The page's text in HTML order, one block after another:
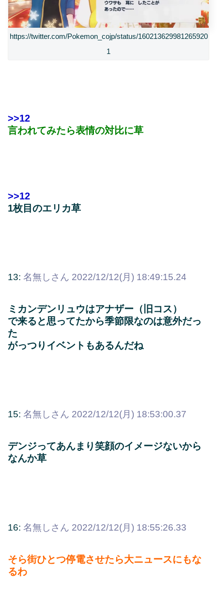
https://twitter.com/Pokemon_cojp/status/160213629981265920
1
>>12
言われてみたら表情の対比に草
>>12
1枚目のエリカ草
13: 名無しさん 2022/12/12(月) 18:49:15.24
ミカンデンリュウはアナザー（旧コス）
で来ると思ってたから季節限なのは意外だっ
た
がっつりイベントもあるんだね
15: 名無しさん 2022/12/12(月) 18:53:00.37
デンジってあんまり笑顔のイメージないから
なんか草
16: 名無しさん 2022/12/12(月) 18:55:26.33
そら街ひとつ停電させたら大ニュースにもな
るわ